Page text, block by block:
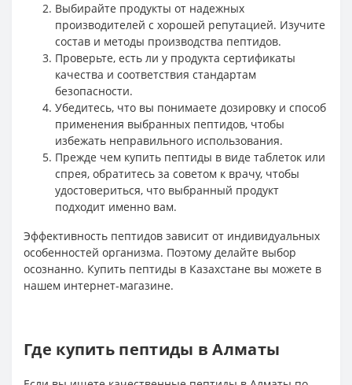
Выбирайте продукты от надежных
производителей с хорошей репутацией. Изучите
состав и методы производства пептидов.
Проверьте, есть ли у продукта сертификаты
качества и соответствия стандартам
безопасности.
Убедитесь, что вы понимаете дозировку и способ
применения выбранных пептидов, чтобы
избежать неправильного использования.
Прежде чем купить пептиды в виде таблеток или
спрея, обратитесь за советом к врачу, чтобы
удостовериться, что выбранный продукт
подходит именно вам.
Эффективность пептидов зависит от индивидуальных
особенностей организма. Поэтому делайте выбор
осознанно. Купить пептиды в Казахстане вы можете в
нашем интернет-магазине.
Где купить пептиды в Алматы